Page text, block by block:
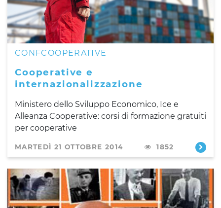
CONFCOOPERATIVE
Cooperative e
internazionalizzazione
Ministero dello Sviluppo Economico, Ice e
Alleanza Cooperative: corsi di formazione gratuiti
per cooperative
MARTEDÌ 21 OTTOBRE 2014 1852